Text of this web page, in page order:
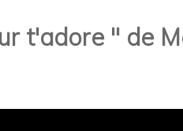
t'adore " de